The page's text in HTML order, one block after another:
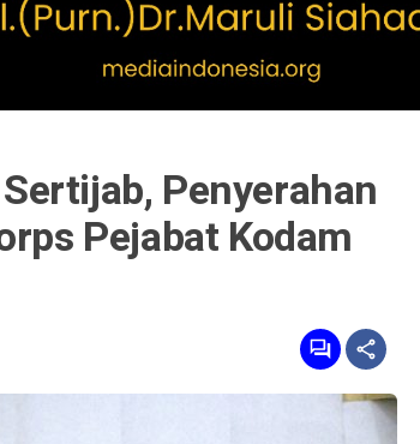
Penyerahan
Pejabat Kodam